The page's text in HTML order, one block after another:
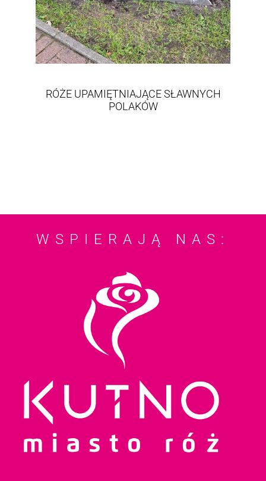
RÓŻE UPAMIĘTNIAJĄCE SŁAWNYCH
POLAKÓW
WSPIERAJĄ NAS: